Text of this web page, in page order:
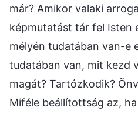
már? Amikor valaki
képmutatást tár fel Isten
mélyén tudatában van-e
tudatában van, mit kezd
magát? Tartózkodik?
Miféle beállítottság az,